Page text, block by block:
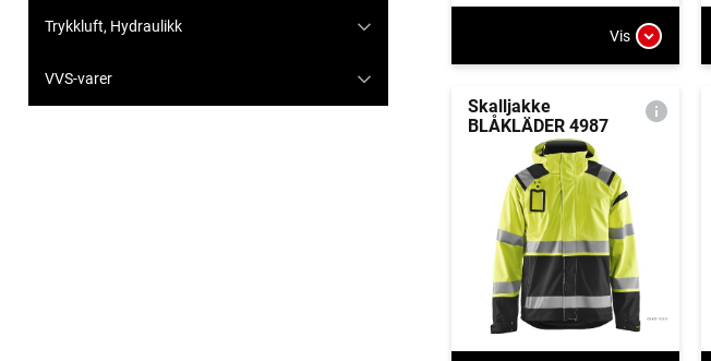
Trykkluft, Hydraulikk
VVS-varer
Vis
Skalljakke
BLÅKLÄDER 4987